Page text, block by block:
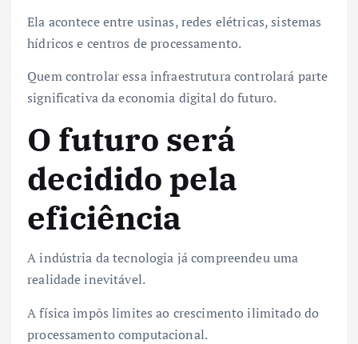
Ela acontece entre usinas, redes elétricas, sistemas
hídricos e centros de processamento.
Quem controlar essa infraestrutura controlará parte
significativa da economia digital do futuro.
O futuro será
decidido pela
eficiência
A indústria da tecnologia já compreendeu uma
realidade inevitável.
A física impôs limites ao crescimento ilimitado do
processamento computacional.